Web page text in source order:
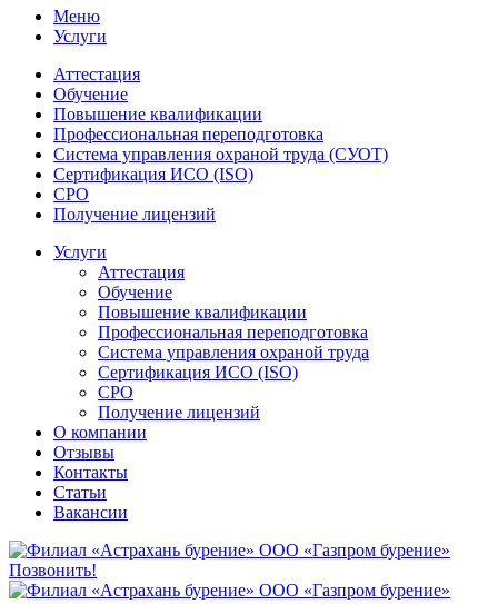
Меню
Услуги
Аттестация
Обучение
Повышение квалификации
Профессиональная переподготовка
Система управления охраной труда (СУОТ)
Сертификация ИСО (ISO)
СРО
Получение лицензий
Услуги
Аттестация
Обучение
Повышение квалификации
Профессиональная переподготовка
Система управления охраной труда
Сертификация ИСО (ISO)
СРО
Получение лицензий
О компании
Отзывы
Контакты
Статьи
Вакансии
Позвонить!